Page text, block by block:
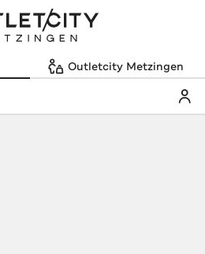
Outletcity Metzingen